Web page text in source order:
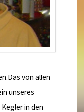
von allen
unseres
in den